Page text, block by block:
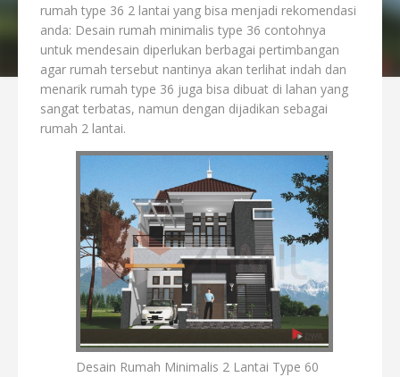
rumah type 36 2 lantai yang bisa menjadi rekomendasi
anda: Desain rumah minimalis type 36 contohnya
untuk mendesain diperlukan berbagai pertimbangan
agar rumah tersebut nantinya akan terlihat indah dan
menarik rumah type 36 juga bisa dibuat di lahan yang
sangat terbatas, namun dengan dijadikan sebagai
rumah 2 lantai.
Desain Rumah Minimalis 2 Lantai Type 60